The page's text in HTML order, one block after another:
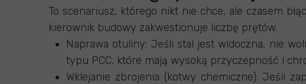
To scenariusz, którego nikt nie chce, ale czasem
kierownik budowy zakwestionuje liczbę prętów.
Naprawa otuliny: Jeśli stal jest widoczna, nie
typu PCC, które mają wysoką przyczepność i
Wklejanie zbrojenia (kotwy chemiczne): Jeśli